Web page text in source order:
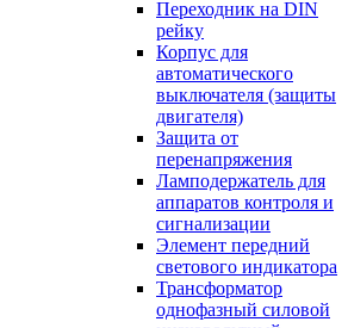
Переходник на DIN
рейку
Корпус для
автоматического
выключателя (защиты
двигателя)
Защита от
перенапряжения
Ламподержатель для
аппаратов контроля и
сигнализации
Элемент передний
светового индикатора
Трансформатор
однофазный силовой